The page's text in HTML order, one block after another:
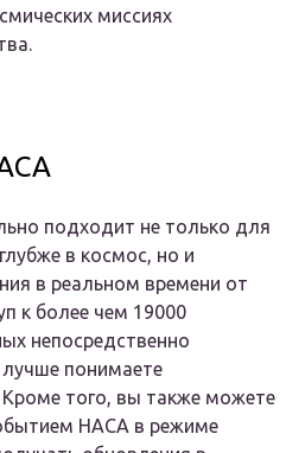
миссиях
подходит не только для
в космос, но и
в реальном времени от
к более чем 19000
непосредственно
понимаете
Кроме того, вы также можете
НАСА в режиме